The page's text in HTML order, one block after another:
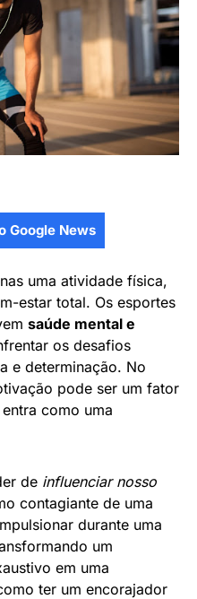
Google News
uma atividade física,
estar total. Os esportes
saúde mental e
os desafios
e determinação. No
pode ser um fator
como uma
de influenciar nosso
contagiante de uma
durante uma
um
em uma
ter um encorajador